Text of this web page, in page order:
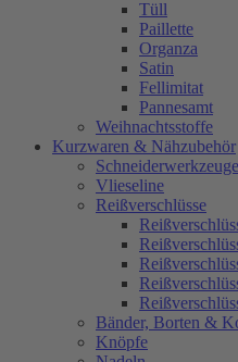
Tüll
Paillette
Organza
Satin
Fellimitat
Pannesamt
Weihnachtsstoffe
Kurzwaren & Nähzubehör
Vlieseline
Reißverschlüsse
Bänder, Borten &
Knöpfe